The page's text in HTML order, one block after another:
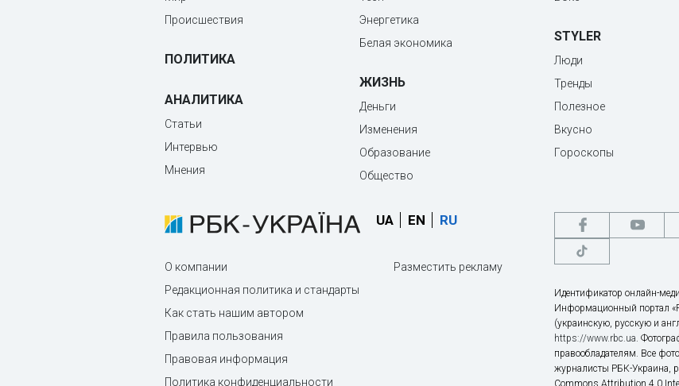
Происшествия
ПОЛИТИКА
АНАЛИТИКА
Статьи
Интервью
Мнения
Энергетика
Белая экономика
ЖИЗНЬ
Деньги
Изменения
Образование
Общество
STYLER
Люди
Тренды
Полезное
Вкусно
Гороскопы
UA EN RU
О компании
Редакционная политика и стандарты
Как стать нашим автором
Правила пользования
Правовая информация
Политика конфиденциальности
Разместить рекламу
Идентификатор онлайн-
Информационный портал
(украинскую, русскую и
https://www.rbc.ua.
правообладателям. Все
журналисты РБК-Украина,
Commons Attribution 4.0